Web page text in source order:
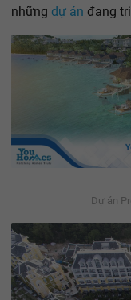
những dự án đang
Dự án